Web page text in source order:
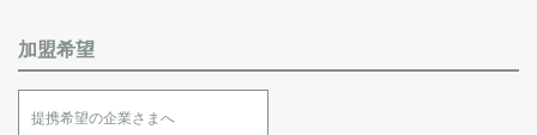
加盟希望
提携希望の企業さまへ